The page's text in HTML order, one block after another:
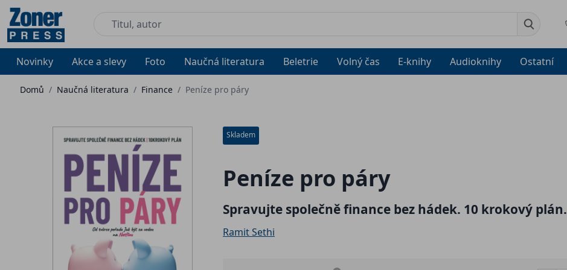
Novinky Akce a slevy Foto Naučná literatura Beletrie Volný čas E-knihy Audioknihy Ostatní
Domů / Naučná literatura / Finance / Peníze pro páry
Skladem
Peníze pro páry
Spravujte společně finance bez hádek. 10 krokový plán.
Ramit Sethi